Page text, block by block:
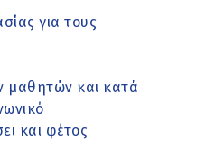
για τους
μαθητών και κατά
και φέτος